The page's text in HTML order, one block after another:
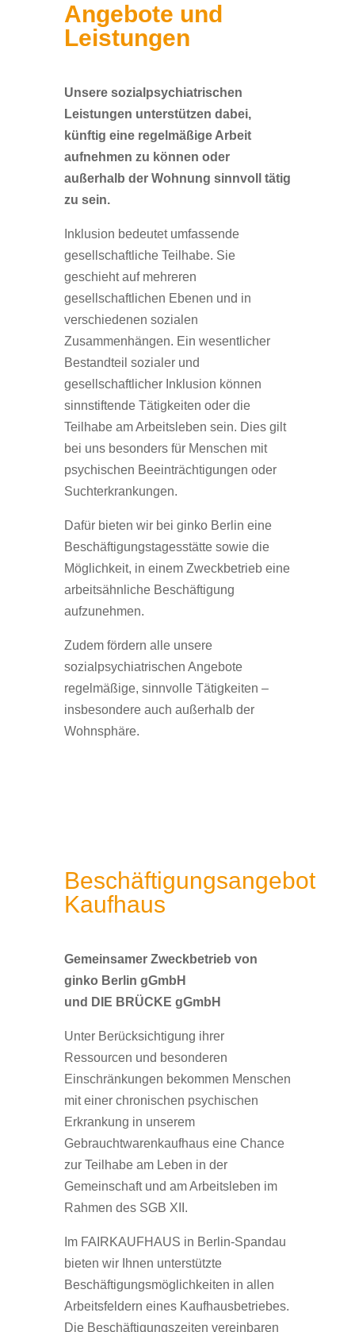
Angebote und
Leistungen
Unsere sozialpsychiatrischen
Leistungen unterstützen dabei,
künftig eine regelmäßige Arbeit
aufnehmen zu können oder
außerhalb der Wohnung sinnvoll tätig
zu sein.
Inklusion bedeutet umfassende
gesellschaftliche Teilhabe. Sie
geschieht auf mehreren
gesellschaftlichen Ebenen und in
verschiedenen sozialen
Zusammenhängen. Ein wesentlicher
Bestandteil sozialer und
gesellschaftlicher Inklusion können
sinnstiftende Tätigkeiten oder die
Teilhabe am Arbeitsleben sein. Dies gilt
bei uns besonders für Menschen mit
psychischen Beeinträchtigungen oder
Suchterkrankungen.
Dafür bieten wir bei ginko Berlin eine
Beschäftigungstagesstätte sowie die
Möglichkeit, in einem Zweckbetrieb eine
arbeitsähnliche Beschäftigung
aufzunehmen.
Zudem fördern alle unsere
sozialpsychiatrischen Angebote
regelmäßige, sinnvolle Tätigkeiten –
insbesondere auch außerhalb der
Wohnsphäre.
Beschäftigungsangebot
Kaufhaus
Gemeinsamer Zweckbetrieb von
ginko Berlin gGmbH
und DIE BRÜCKE gGmbH
Unter Berücksichtigung ihrer
Ressourcen und besonderen
Einschränkungen bekommen Menschen
mit einer chronischen psychischen
Erkrankung in unserem
Gebrauchtwarenkaufhaus eine Chance
zur Teilhabe am Leben in der
Gemeinschaft und am Arbeitsleben im
Rahmen des SGB XII.
Im FAIRKAUFHAUS in Berlin-Spandau
bieten wir Ihnen unterstützte
Beschäftigungsmöglichkeiten in allen
Arbeitsfeldern eines Kaufhausbetriebes.
Die Beschäftigungszeiten vereinbaren